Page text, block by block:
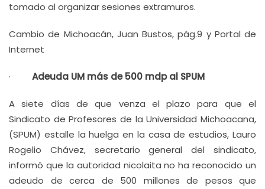
tomado al organizar sesiones extramuros.
Cambio de Michoacán, Juan Bustos, pág.9 y Portal de
Internet
· Adeuda UM más de 500 mdp al SPUM
A siete días de que venza el plazo para que el
Sindicato de Profesores de la Universidad Michoacana,
(SPUM) estalle la huelga en la casa de estudios, Lauro
Rogelio Chávez, secretario general del sindicato,
informó que la autoridad nicolaita no ha reconocido un
adeudo de cerca de 500 millones de pesos que